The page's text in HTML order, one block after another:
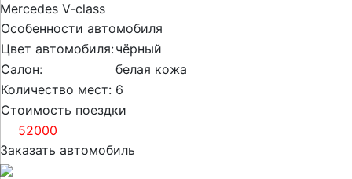
Mercedes V-class
Особенности автомобиля
Цвет автомобиля:чёрный
Салон:
белая кожа
Количество мест: 6
Стоимость поездки
52000
Заказать автомобиль